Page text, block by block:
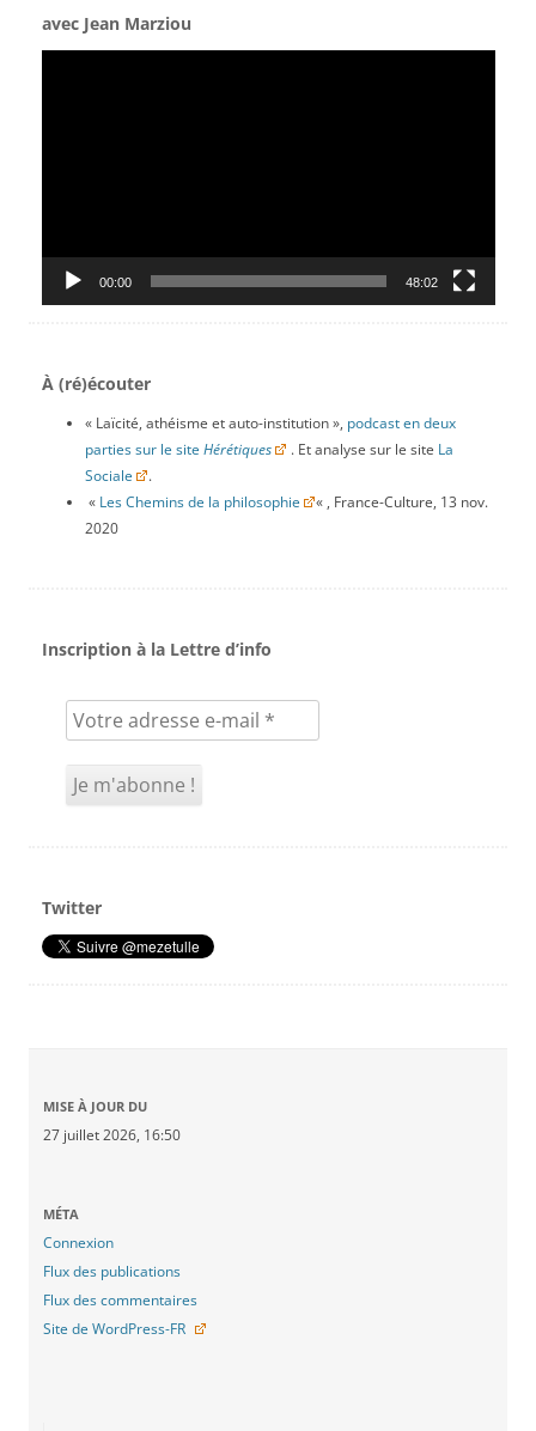
avec Jean Marziou
Lecteur
00:00 48:02
À (ré)écouter
« Laïcité, athéisme et auto-institution », podcast en deux
parties sur le site Hérétiques . Et analyse sur le site La
Sociale
.
« Les Chemins de la philosophie
« , France-Culture, 13 nov.
2020
Inscription à la Lettre d’info
Twitter
MISE À JOUR DU
27 juillet 2026, 16:50
MÉTA
Connexion
Flux des publications
Flux des commentaires
Site de WordPress-FR